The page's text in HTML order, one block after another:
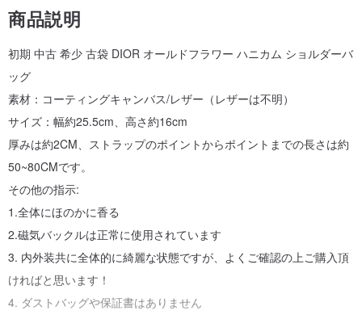
商品説明
初期 中古 希少 古袋 DIOR オールドフラワー ハニカム ショルダーバ
ッグ
素材：コーティングキャンバス/レザー（レザーは不明）
サイズ：幅約25.5cm、高さ約16cm
厚みは約2CM、ストラップのポイントからポイントまでの長さは約
50~80CMです。
その他の指示:
1.全体にほのかに香る
2.磁気バックルは正常に使用されています
3. 内外装共に全体的に綺麗な状態ですが、よくご確認の上ご購入頂
ければと思います！
4. ダストバッグや保証書はありません